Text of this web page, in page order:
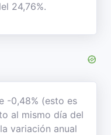
24,76%.
-0,48% (esto es
al mismo día del
variación anual